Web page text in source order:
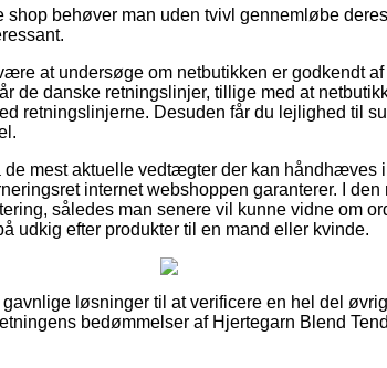
behøver man uden tvivl gennemløbe
at undersøge om netbutikken er godkendt
de danske retningslinjer, tillige med at
retningslinjerne. Desuden får du lejlighed til
de mest aktuelle vedtægter der kan håndhæves
internet webshoppen garanterer. I
således man senere vil kunne vidne om
udkig efter produkter til en mand eller kvinde.
løsninger til at verificere en hel del
bedømmelser af Hjertegarn Blend